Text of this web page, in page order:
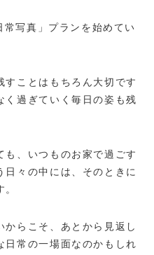
写真」プランを始めてい
すことはもちろん大切です
く過ぎていく毎日の姿も残
も、いつものお家で過ごす
日々の中には、そのときに
らこそ、あとから見返し
日常の一場面なのかもしれ